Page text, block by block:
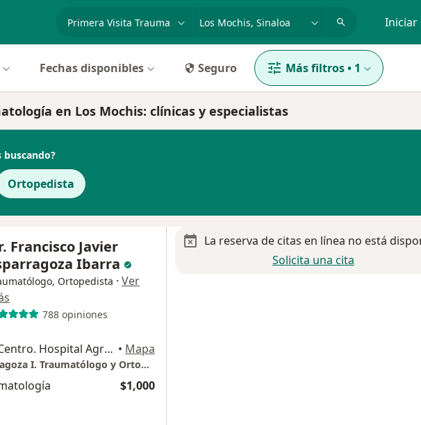
Iniciar
Fechas disponibles Seguro Más filtros• 1
en Los Mochis: clínicas y especialistas
buscando?
Ortopedista
Francisco Javier
Ibarra
Ortopedista · Ver
788 opiniones
Morelos 625-7, col Centro. Hospital Agraz, Los Mochis • Mapa
Dr. Francisco J Esparragoza I. Traumatólogo y Ortopedista
$1,000
La reserva de citas en línea no está
Solicita una cita